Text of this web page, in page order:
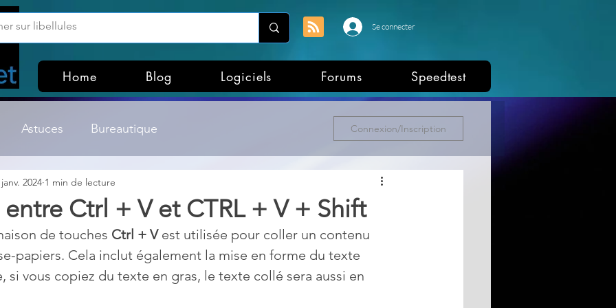
Se connecter
Home Blog Logiciels Forums Speedtest
Astuces Bureautique
Customisation Windows
de fichiers Gestion Système Graphisme
Connexion/Inscription
Ctrl + V et CTRL + V + Shift
2024 1 min de lecture
de touches Ctrl + V est utilisée pour coller un contenu
papiers. Cela inclut également la mise en forme du texte
si vous copiez du texte en gras, le texte collé sera aussi en